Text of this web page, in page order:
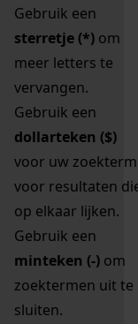
Gebruik een
sterretje (*) om
meer letters te
vervangen.
Gebruik een
dollarteken ($)
voor uw zoekterm
voor resultaten
op elkaar lijken.
Gebruik een
minteken (-) om
zoektermen uit te
sluiten.